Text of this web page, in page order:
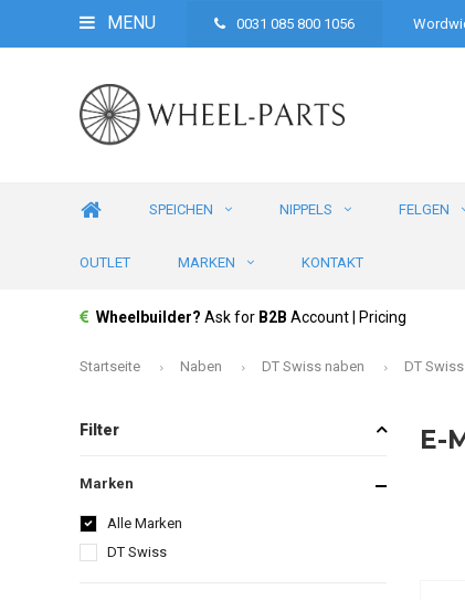
MENU 0031 085 800 1056
SPEICHEN NIPPELS FELGEN
OUTLET MARKEN KONTAKT
Wheelbuilder? Ask for B2B Account | Pricing
Startseite Naben DT Swiss naben DT
Filter
Marken
Alle Marken
DT Swiss
E-